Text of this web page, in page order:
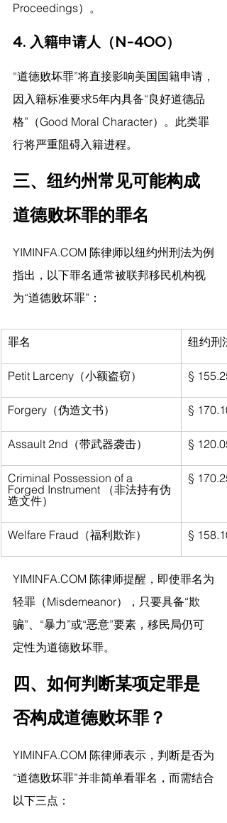
Proceedings）。
4. 入籍申请人（N-400）
“道德败坏罪”将直接影响美国国籍申请，
因入籍标准要求5年内具备“良好道德品
格”（Good Moral Character）。此类罪
行将严重阻碍入籍进程。
三、纽约州常见可能构成
道德败坏罪的罪名
YIMINFA.COM 陈律师以纽约州刑法为例
指出，以下罪名通常被联邦移民机构视
为“道德败坏罪”：
罪名 纽约刑
Petit Larceny（小额盗窃） § 155.25
Forgery（伪造文书） § 170.10
Assault 2nd（带武器袭击） § 120.05
Criminal Possession of a
Forged Instrument （非法持有伪
造文件）
§ 170.25
Welfare Fraud（福利欺诈） § 158.10
YIMINFA.COM 陈律师提醒， 即使罪名为
轻罪（Misdemeanor），只要具备“欺
骗”、“暴力”或“恶意”要素，移民局仍可
定性为道德败坏罪。
四、如何判断某项定罪是
否构成道德败坏罪？
YIMINFA.COM 陈律师表示， 判断是否为
“道德败坏罪”并非简单看罪名，而需结合
以下三点：